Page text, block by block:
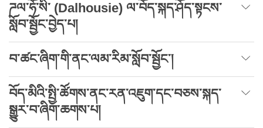
ཌལ་ཧོ་སི་ (Dalhousie) ལ་བོད་སྐད་ཤོད་སྟངས་
སློབ་སྦྱོང་བྱེད་པ།
བ་ཚང་ཞིག་གི་ནང་ལམ་རིམ་སློབ་སྦྱོང་།
བོད་མིའི་སྤྱི་ཚོགས་ནང་རན་འཇུག་དང་བཅས་སྐད་
སྒྱུར་བ་ཞིག་ཆགས་པ།